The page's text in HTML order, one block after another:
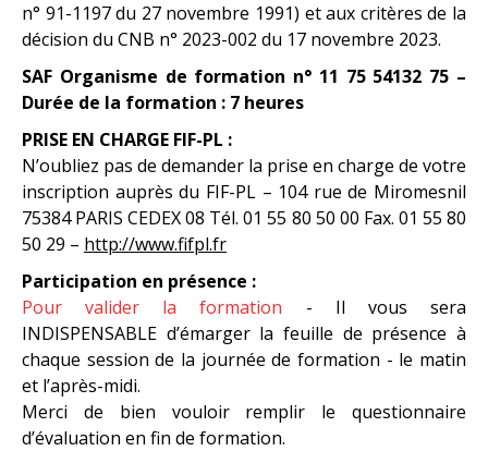
n° 91-1197 du 27 novembre 1991) et aux critères de la
décision du CNB n° 2023-002 du 17 novembre 2023.
SAF Organisme de formation n° 11 75 54132 75 –
Durée de la formation : 7 heures
PRISE EN CHARGE FIF-PL :
N’oubliez pas de demander la prise en charge de votre
inscription auprès du FIF-PL – 104 rue de Miromesnil
75384 PARIS CEDEX 08 Tél. 01 55 80 50 00 Fax. 01 55 80
50 29 – http://www.fifpl.fr
Participation en présence :
Pour valider la formation - Il vous sera
INDISPENSABLE d’émarger la feuille de présence à
chaque session de la journée de formation - le matin
et l’après-midi.
Merci de bien vouloir remplir le questionnaire
d’évaluation en fin de formation.